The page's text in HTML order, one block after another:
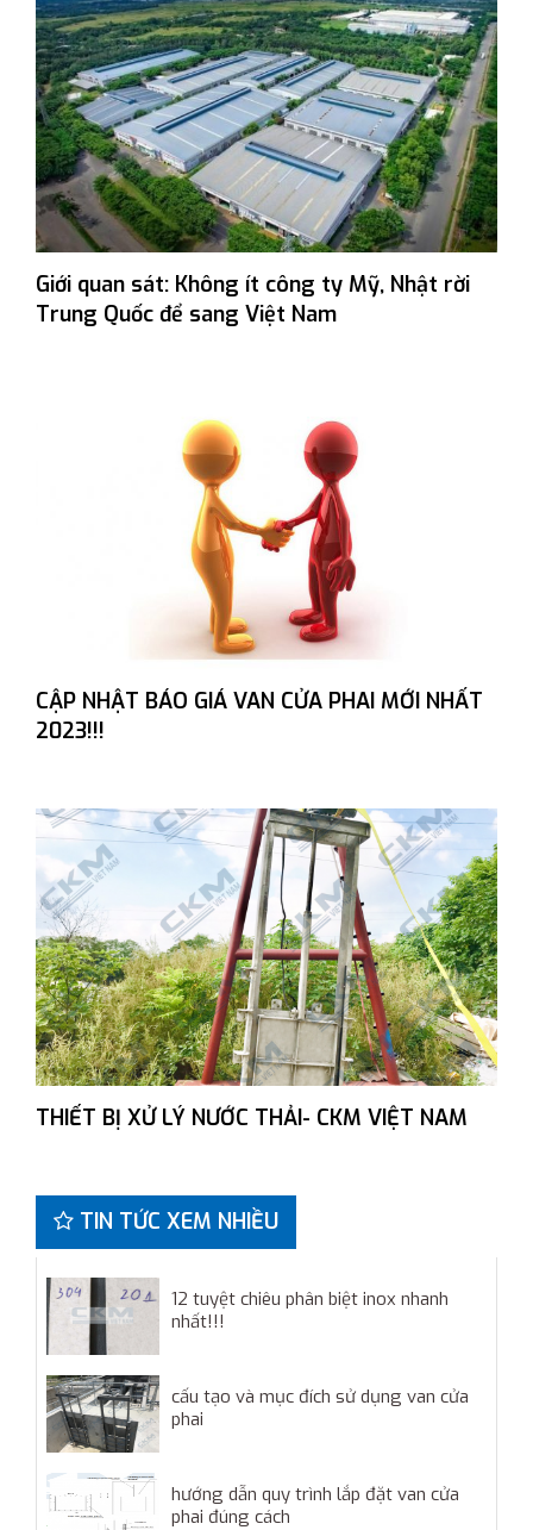
Giới quan sát: Không ít công ty Mỹ, Nhật rời
Trung Quốc để sang Việt Nam
CẬP NHẬT BÁO GIÁ VAN CỬA PHAI MỚI NHẤT
2023!!!
THIẾT BỊ XỬ LÝ NƯỚC THẢI- CKM VIỆT NAM
TIN TỨC XEM NHIỀU
12 tuyệt chiêu phân biệt inox nhanh
nhất!!!
cấu tạo và mục đích sử dụng van cửa
phai
hướng dẫn quy trình lắp đặt van cửa
phai đúng cách